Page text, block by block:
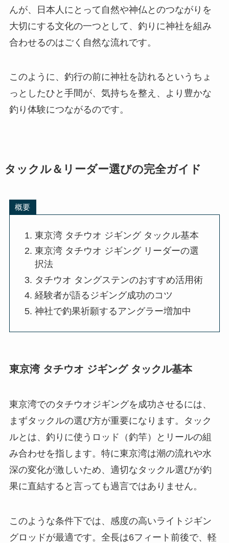
んが、日本人にとって自然や神仏とのつながりを
大切にする文化の一つとして、釣りに神社を組み
合わせるのはごく自然な流れです。
このように、釣行の前に神社を訪れるというちょ
っとしたひと手間が、気持ちを整え、より豊かな
釣り体験につながるのです。
タックル＆リーダー選びの完全ガイド
概要
東京湾 タチウオ ジギング タックル基本
東京湾 タチウオ ジギング リーダーの選
択法
タチウオ タングステンのおすすめ活用術
経験者が語るジギング成功のコツ
神社で釣果祈願するアングラー増加中
東京湾 タチウオ ジギング タックル基本
東京湾でのタチウオジギングを成功させるには、
まずタックルの選び方が重要になります。タック
ルとは、釣りに使うロッド（釣竿）とリールの組
み合わせを指します。特に東京湾は潮の流れや水
深の変化が激しいため、適切なタックル選びが釣
果に直結すると言っても過言ではありません。
このような条件下では、感度の高いライトジギン
グロッドが最適です。全長は6フィート前後で、軽